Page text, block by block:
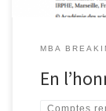
MBA
En
Comptes